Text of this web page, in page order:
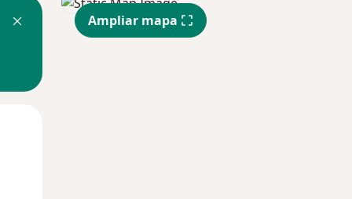
Ampliar mapa